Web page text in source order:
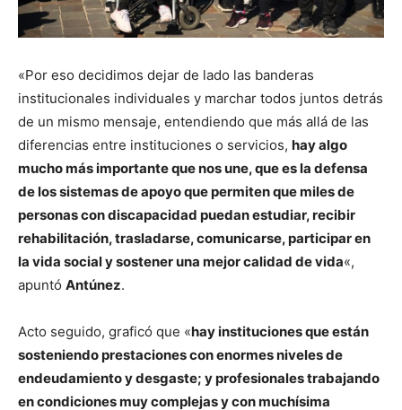
«Por eso decidimos dejar de lado las banderas
institucionales individuales y marchar todos juntos detrás
de un mismo mensaje, entendiendo que más allá de las
diferencias entre instituciones o servicios, hay algo
mucho más importante que nos une, que es la defensa
de los sistemas de apoyo que permiten que miles de
personas con discapacidad puedan estudiar, recibir
rehabilitación, trasladarse, comunicarse, participar en
la vida social y sostener una mejor calidad de vida«,
apuntó Antúnez.
Acto seguido, graficó que «hay instituciones que están
sosteniendo prestaciones con enormes niveles de
endeudamiento y desgaste; y profesionales trabajando
en condiciones muy complejas y con muchísima